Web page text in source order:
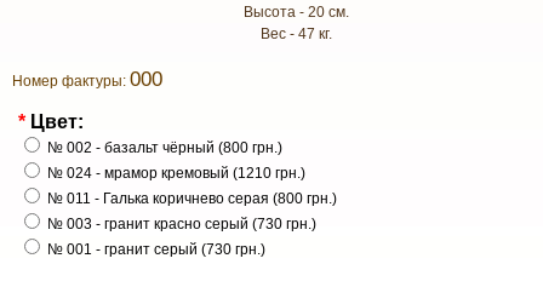
Высота - 20 см.
Вес - 47 кг.
Номер фактуры: 000
* Цвет:
№ 002 - базальт чёрный (800 грн.)
№ 024 - мрамор кремовый (1210 грн.)
№ 011 - Галька коричнево серая (800 грн.)
№ 003 - гранит красно серый (730 грн.)
№ 001 - гранит серый (730 грн.)